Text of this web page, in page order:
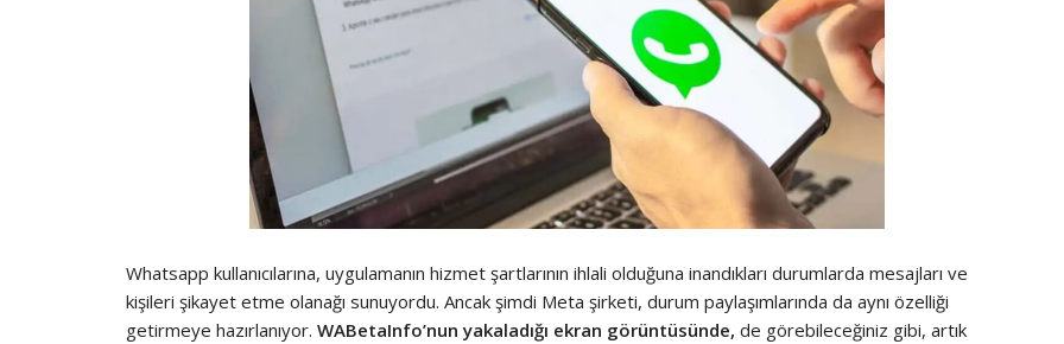
Whatsapp kullanıcılarına, uygulamanın hizmet şartlarının ihlali olduğuna inandıkları durumlarda mesajları ve
kişileri şikayet etme olanağı sunuyordu. Ancak şimdi Meta şirketi, durum paylaşımlarında da aynı özelliği
getirmeye hazırlanıyor. WABetaInfo’nun yakaladığı ekran görüntüsünde, de görebileceğiniz gibi, artık